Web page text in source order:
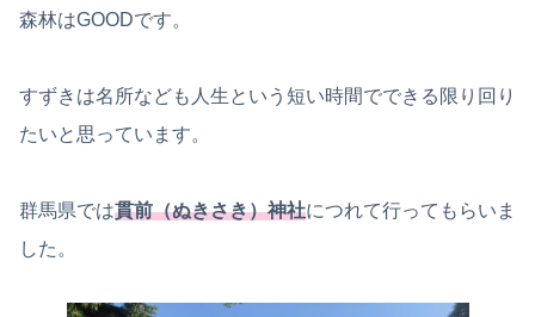
森林はGOODです。
すずきは名所なども人生という短い時間でできる限り回り
たいと思っています。
群馬県では貫前（ぬきさき）神社につれて行ってもらいま
した。